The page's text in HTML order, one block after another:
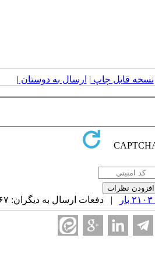
نسخه قابل چاپ | ارسال به دوستان |
| دفعات ارسال به دیگران: ۴۶۷ بار |